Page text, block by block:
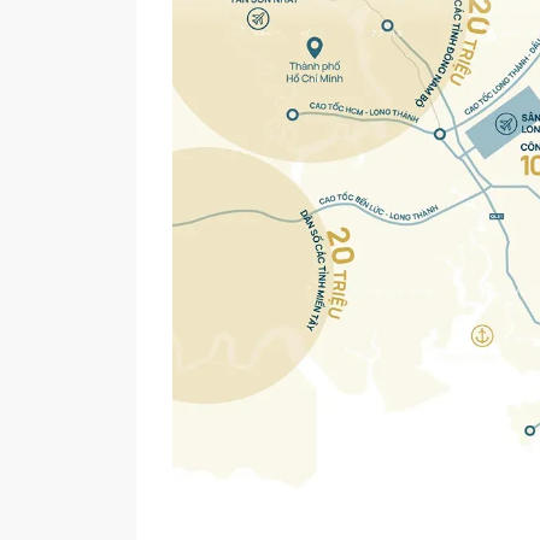
Tổng quan dự án MAIA
Tên dự án MAIA Hồ Tràm
Xã Phước
Chủ đầu tư
Công ty TNHH
Thương hiệu vận hành
Quy mô dự án 1.280 căn hộ và